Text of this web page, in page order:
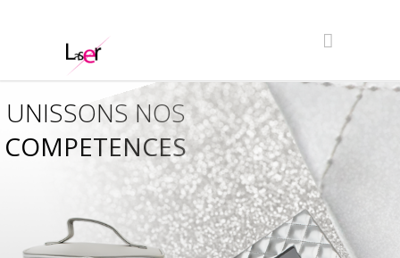
COMPETENCES
UNISSONS NOS